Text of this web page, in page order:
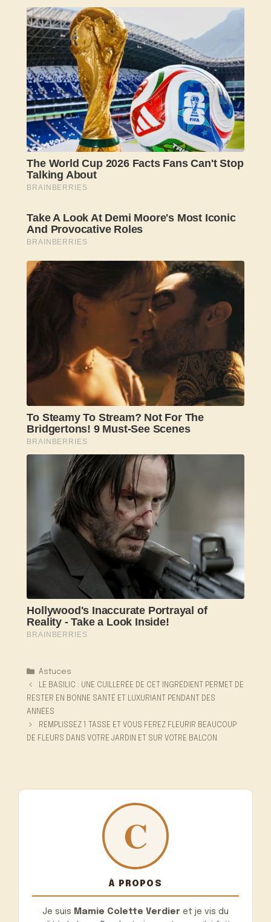
Catégories
Astuces
LE BASILIC : UNE CUILLERÉE DE CET INGRÉDIENT PERMET DE
RESTER EN BONNE SANTÉ ET LUXURIANT PENDANT DES
ANNÉES
REMPLISSEZ 1 TASSE ET VOUS FEREZ FLEURIR BEAUCOUP
DE FLEURS DANS VOTRE JARDIN ET SUR VOTRE BALCON
À PROPOS
Je suis Mamie Colette Verdier et je vis du